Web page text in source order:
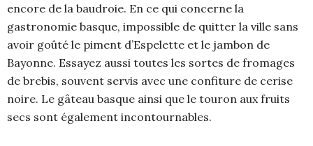
encore de la baudroie. En ce qui concerne la
gastronomie basque, impossible de quitter la ville sans
avoir goûté le piment d’Espelette et le jambon de
Bayonne. Essayez aussi toutes les sortes de fromages
de brebis, souvent servis avec une confiture de cerise
noire. Le gâteau basque ainsi que le touron aux fruits
secs sont également incontournables.